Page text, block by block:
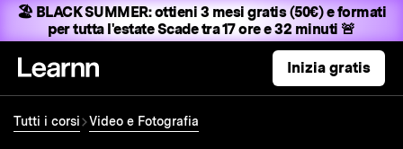
🏖️ BLACK SUMMER:ottieni 3 mesi gratis (50€) e formati
per tutta l'estateScade tra 17 ore e 32 minuti 🚨
Inizia gratis
Tutti i corsi Video e Fotografia